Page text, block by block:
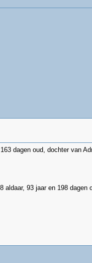
dagen oud, dochter van
93 jaar en 198 dagen